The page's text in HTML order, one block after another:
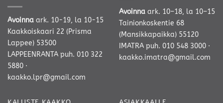
Avoinna ark. 10-19, la 10-15
Kaakkoiskaari 22 (Prisma
Lappee) 53500
LAPPEENRANTA puh. 010 322
5880 ·
kaakko.lpr@gmail.com
Avoinna ark. 10–18, la 10–15
Tainionkoskentie 68
(Mansikkapaikka) 55120
IMATRA puh. 010 548 3000 ·
kaakko.imatra@gmail.com